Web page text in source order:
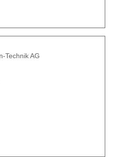
Technik AG